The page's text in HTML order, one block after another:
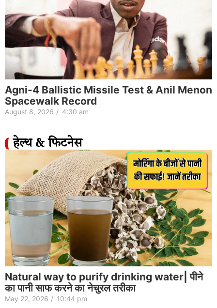
Agni-4 Ballistic Missile Test & Anil Menon
Spacewalk Record
August 8, 2026 / 4:30 am
हेल्थ & फिटनेस
Natural way to purify drinking water| पीने
का पानी साफ करने का नेचुरल तरीका
May 22, 2026 / 10:44 pm